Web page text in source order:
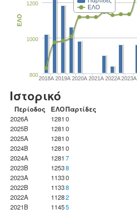
ΕΛΟ
2018A 2019A 2020A 2021A 2022A2023Α
800
1000
1200
ΕΛΟ
Ιστορικό
Περίοδος ΕΛΟΠαρτίδες
2026A
1281 0
2025B
1281 0
2025A
1281 0
2024B
1281 0
2024A
1281 7
2023B
12538
2023Α
11330
2022B
11338
2022A
11282
2021B
11455